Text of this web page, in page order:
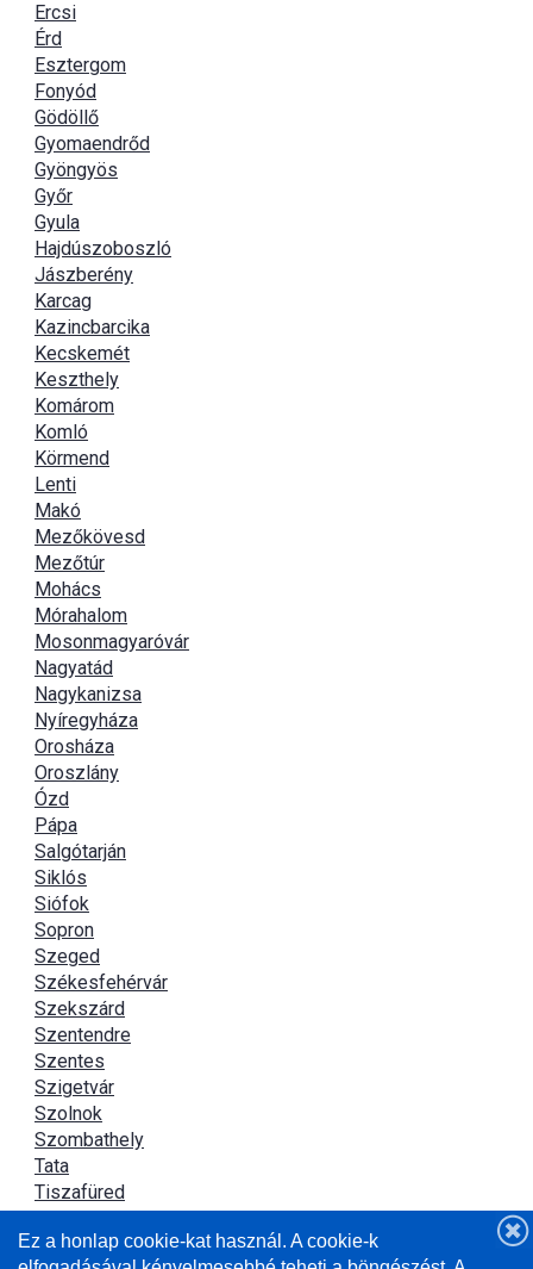
Ercsi
Érd
Esztergom
Fonyód
Gödöllő
Gyomaendrőd
Gyöngyös
Győr
Gyula
Hajdúszoboszló
Jászberény
Karcag
Kazincbarcika
Kecskemét
Keszthely
Komárom
Komló
Körmend
Lenti
Makó
Mezőkövesd
Mezőtúr
Mohács
Mórahalom
Mosonmagyaróvár
Nagyatád
Nagykanizsa
Nyíregyháza
Orosháza
Oroszlány
Ózd
Pápa
Salgótarján
Siklós
Siófok
Sopron
Szeged
Székesfehérvár
Szekszárd
Szentendre
Szentes
Szigetvár
Szolnok
Szombathely
Tata
Tiszafüred
Újszász
Ez a honlap cookie-kat használ. A cookie-k